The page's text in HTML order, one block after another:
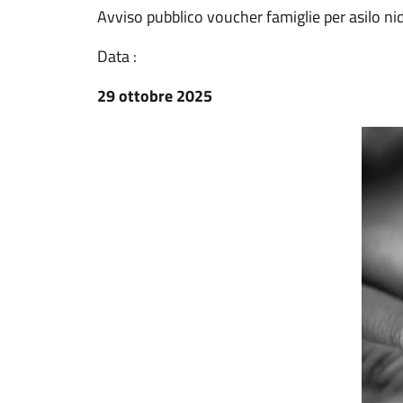
Avviso pubblico voucher famiglie per asilo
Data :
29 ottobre 2025